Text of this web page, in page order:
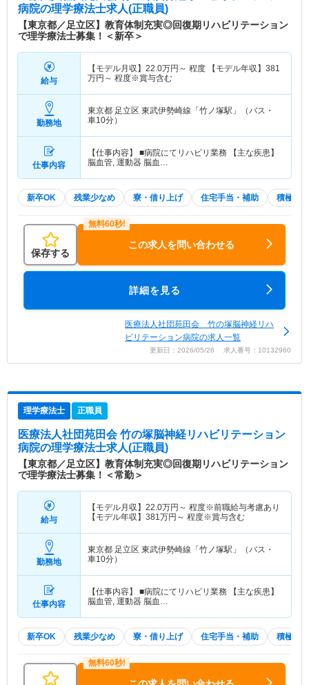
病院の理学療法士求人(正職員)
【東京都／足立区】教育体制充実◎回復期リハビリテーション
で理学療法士募集！＜新卒＞
給与
【モデル月収】 22.0万円～ 程度 【モデル年収】 381
万円～ 程度※賞与含む
勤務地
東京都 足立区 東武伊勢崎線「竹ノ塚駅」（バス・
車10分）
仕事内容
【仕事内容】 ■病院にてリハビリ業務 【主な疾患】
脳血管, 運動器 脳血…
新卒OK 残業少なめ 寮・借り上げ 住宅手当・補助 積極採
保存する
この求人を問い合わせる
詳細を見る
医療法人社団苑田会 竹の塚脳神経リハ
ビリテーション病院の求人一覧
更新日：2026/05/26 求人番号：10132960
理学療法士 正職員
医療法人社団苑田会 竹の塚脳神経リハビリテーション
病院の理学療法士求人(正職員)
【東京都／足立区】教育体制充実◎回復期リハビリテーション
で理学療法士募集！＜常勤＞
給与
【モデル月収】 22.0万円～ 程度※前職給与考慮あり
【モデル年収】 381万円～ 程度※賞与含む
勤務地
東京都 足立区 東武伊勢崎線「竹ノ塚駅」（バス・
車10分）
仕事内容
【仕事内容】 ■病院にてリハビリ業務 【主な疾患】
脳血管, 運動器 脳血…
新卒OK 残業少なめ 寮・借り上げ 住宅手当・補助 積極採